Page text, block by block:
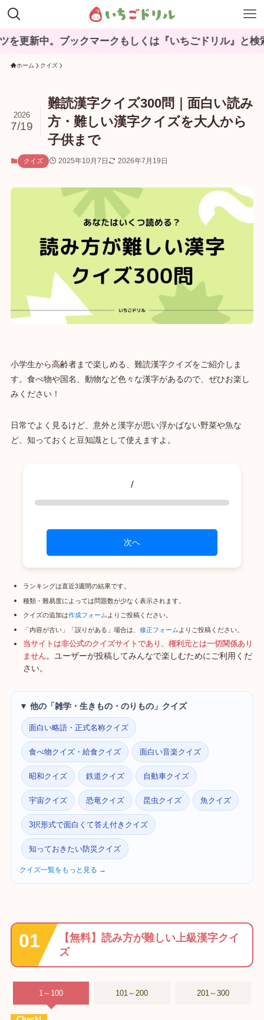
。ブックマークもしくは『いちごドリル』と検索してね♪
ホーム クイズ
難読漢字クイズ300問｜面白い読み
方・難しい漢字クイズを大人から
子供まで
2026
7/19
クイズ 2025年10月7日 2026年7月19日
小学生から高齢者まで楽しめる、難読漢字クイズをご紹介しま
す。食べ物や国名、動物など色々な漢字があるので、ぜひお楽し
みください！
日常でよく見るけど、意外と漢字が思い浮かばない野菜や魚な
ど、知っておくと豆知識として使えますよ。
/
次へ
ランキングは直近3週間の結果です。
種類・難易度によっては問題数が少なく表示されます。
クイズの追加は作成フォーム よりご投稿ください。
「内容が古い」「誤りがある」場合は、 修正フォーム よりご投稿ください。
当サイトは非公式のクイズサイトであり、権利元とは一切関係あり
ません。ユーザーが投稿してみんなで楽しむためにご利用くだ
さい。
▼ 他の「雑学・生きもの・のりもの」クイズ
面白い略語・正式名称クイズ
食べ物クイズ・給食クイズ 面白い音楽クイズ
昭和クイズ 鉄道クイズ 自動車クイズ
宇宙クイズ 恐竜クイズ 昆虫クイズ 魚クイズ
3択形式で面白くて答え付きクイズ
知っておきたい防災クイズ
クイズ一覧をもっと見る →
【無料】読み方が難しい上級漢字クイ
ズ
1～100 101～200 201～300